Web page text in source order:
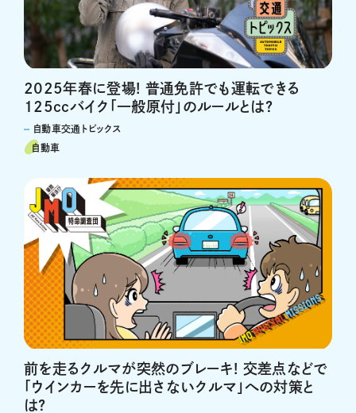
2025年春に登場! 普通免許でも運転できる
125ccバイク「一般原付」のルールとは?
自動車交通トピックス
自動車
前を走るクルマが突然のブレーキ! 交差点などで
「ウインカーを先に出さないクルマ」への対策と
は?